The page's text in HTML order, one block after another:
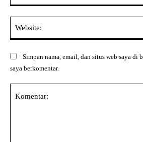
Simpan nama, email, dan situs web saya
saya berkomentar.